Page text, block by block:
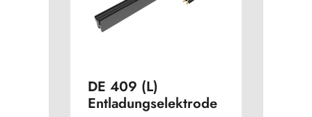
DE 409 (L)
Entladungselektrode